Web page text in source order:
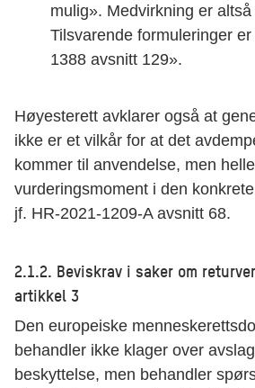
mulig». Medvirkning er altså
Tilsvarende formuleringer
1388 avsnitt 129».
Høyesterett avklarer også at
ikke er et vilkår for at det
kommer til anvendelse, men
vurderingsmoment i den
jf. HR-2021-1209-A avsnitt 68.
2.1.2. Beviskrav i saker om
artikkel 3
Den europeiske
behandler ikke klager over
beskyttelse, men behandler